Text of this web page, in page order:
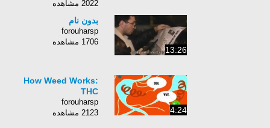
2022 مشاهده
13:26
بدون نام
forouharsp
1706 مشاهده
4:24
How Weed Works:
THC
forouharsp
2123 مشاهده